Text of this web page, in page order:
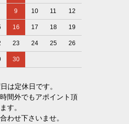
9 10 11 12
16 17 18 19
23 24 25 26
30
は定休日です。
間外でもアポイント頂
す。
わせ下さいませ。